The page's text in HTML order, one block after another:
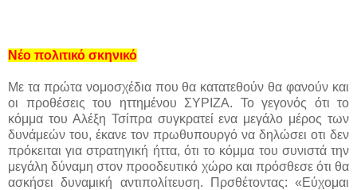
Νέο πολιτικό σκηνικό
Με τα πρώτα νομοσχέδια που θα κατατεθούν θα φανούν και
οι προθέσεις του ηττημένου ΣΥΡΙΖΑ. Το γεγονός ότι το
κόμμα του Αλέξη Τσίπρα συγκρατεί ενα μεγάλο μέρος των
δυνάμεών του, έκανε τον πρωθυπουργό να δηλώσει οτι δεν
πρόκειται για στρατηγική ήττα, ότι το κόμμα του συνιστά την
μεγάλη δύναμη στον προοδευτικό χώρο και πρόσθεσε ότι θα
ασκήσει δυναμική αντιπολίτευση. Πρσθέτοντας: «Εύχομαι